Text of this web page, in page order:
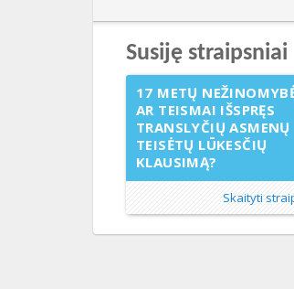
Susiję straipsniai
17 METŲ
AR TEISMAI IŠSPRĘS
TRANSLYČIŲ ASMENŲ
TEISĖTŲ LŪKESČIŲ
KLAUSIMĄ?
Skaityti